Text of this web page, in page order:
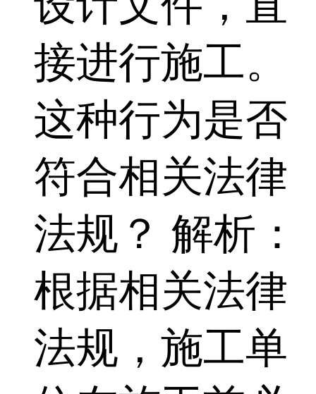
接进行施工。
这种行为是否
符合相关法律
法规？ 解析：
根据相关法律
法规，施工单